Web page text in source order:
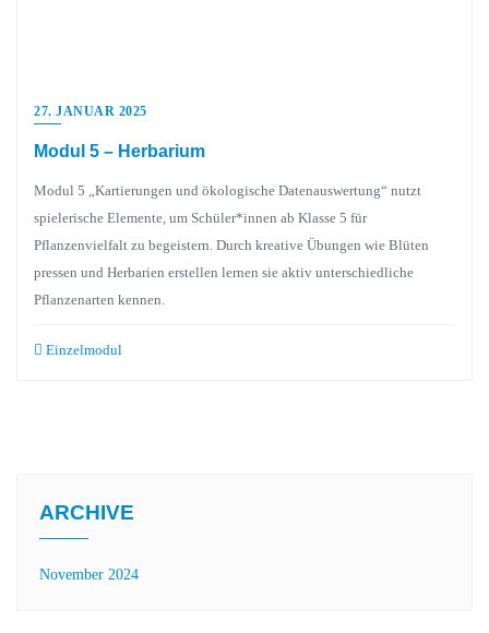
27. JANUAR 2025
Modul 5 – Herbarium
Modul 5 „Kartierungen und ökologische Datenauswertung“ nutzt
spielerische Elemente, um Schüler*innen ab Klasse 5 für
Pflanzenvielfalt zu begeistern. Durch kreative Übungen wie Blüten
pressen und Herbarien erstellen lernen sie aktiv unterschiedliche
Pflanzenarten kennen.
Einzelmodul
ARCHIVE
November 2024